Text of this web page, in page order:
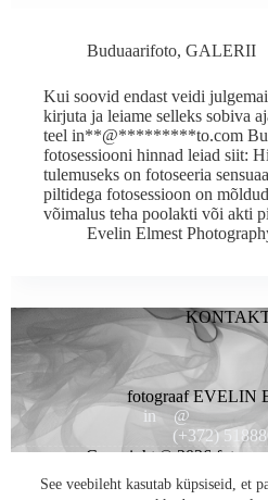
See veebileht kasutab küpsiseid, et
Buduaarifoto, GALERII
Kui soovid endast veidi
kirjuta ja leiame selleks sobiva
teel in**@*********to.com
fotosessiooni hinnad leiad siit:
tulemuseks on fotoseeria
piltidega fotosessioon on
võimalus teha poolakti või akti
Evelin Elmest
fotograaf EVELIN
in** @*********
(+372)
Copyright © 2026